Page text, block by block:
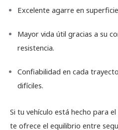
Excelente agarre en
Mayor vida útil gracias a su
resistencia.
Confiabilidad en cada
difíciles.
Si tu vehículo está hecho para
te ofrece el equilibrio entre